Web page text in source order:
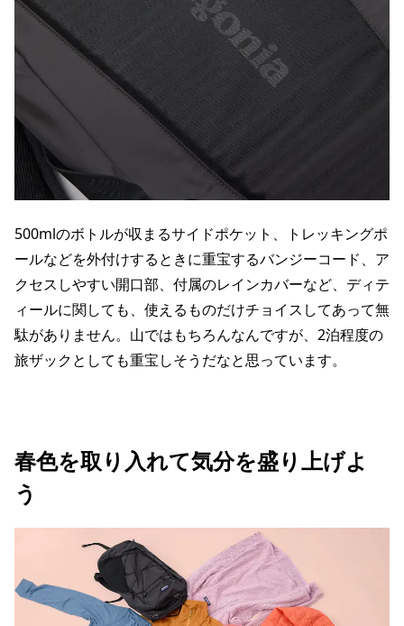
500mlのボトルが収まるサイドポケット、トレッキングポ
ールなどを外付けするときに重宝するバンジーコード、ア
クセスしやすい開口部、付属のレインカバーなど、ディテ
ィールに関しても、使えるものだけチョイスしてあって無
駄がありません。山ではもちろんなんですが、2泊程度の
旅ザックとしても重宝しそうだなと思っています。
春色を取り入れて気分を盛り上げよ
う